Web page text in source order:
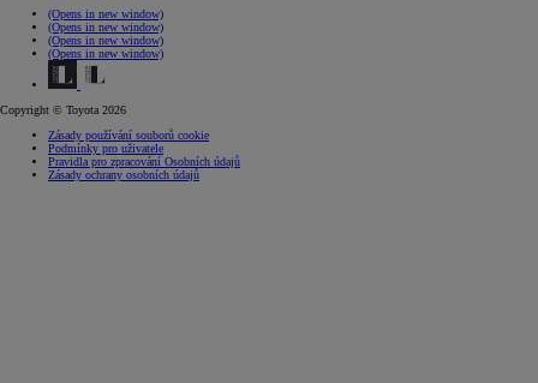
(Opens in new window)
(Opens in new window)
(Opens in new window)
(Opens in new window)
Copyright © Toyota 2026
Zásady používání souborů cookie
Podmínky pro uživatele
Pravidla pro zpracování Osobních údajů
Zásady ochrany osobních údajů